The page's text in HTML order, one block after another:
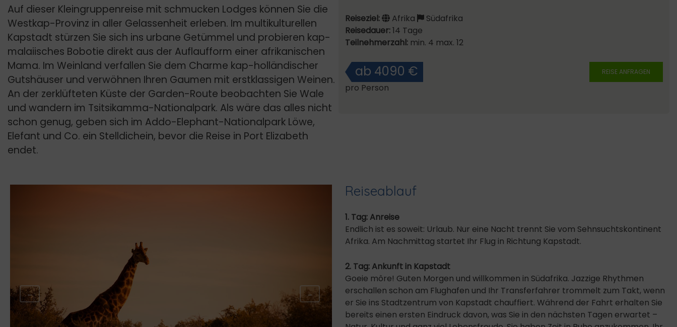
Auf dieser Kleingruppenreise mit schmucken Lodges können Sie die
Westkap-Provinz in aller Gelassenheit erleben. Im multikulturellen
Kapstadt stürzen Sie sich ins urbane Getümmel und probieren kap-
malaiisches Bobotie direkt aus der Auflaufform einer afrikanischen
Mama. Im Weinland verfallen Sie dem Charme kap-holländischer
Gutshäuser und verwöhnen Ihren Gaumen mit erstklassigen Weinen.
An der zerklüfteten Küste der Garden-Route beobachten Sie Wale
und wandern im Tsitsikamma-Nationalpark. Als wäre das alles nicht
schon genug, geben sich im Addo-Elephant-Nationalpark Löwe,
Elefant und Co. ein Stelldichein, bevor die Reise in Port Elizabeth
endet.
Reiseziel: Afrika
Südafrika
Reisedauer:14 Tage
Teilnehmerzahl: min. 4 max. 12
REISE ANFRAGEN
ab 4090 €
pro Person
← →
Reiseablauf
1. Tag: Anreise
Endlich ist es soweit: Urlaub. Nur eine Nacht trennt Sie vom Sehnsuchtskontinent
Afrika. Am Nachmittag startet Ihr Flug in Richtung Kapstadt.
2. Tag: Ankunft in Kapstadt
Goeie môre! Guten Morgen und willkommen in Südafrika. Jazzige Rhythmen
erschallen schon am Flughafen und Ihr Transferfahrer trommelt zum Takt, wenn
er Sie ins Stadtzentrum von Kapstadt chauffiert. Während der Fahrt erhalten Sie
bereits einen ersten Eindruck davon, was Sie in den nächsten Tagen erwartet –